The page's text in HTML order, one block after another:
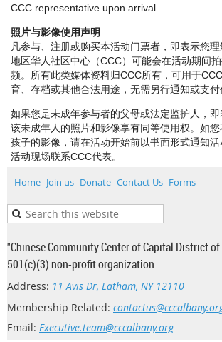
CCC representative upon arrival.
照片与影像使用声明
凡参与、注册或购买本活动门票者，即表示您
地区华人社区中心（CCC）可能会在活动期间
频。所有此类媒体资料归CCC所有，可用于
育、存档或其他合法用途，无需另行通知或支付
如果您是未成年参与者的父母或法定监护人，
该未成年人的照片和影像享有同等使用权。如
孩子的影像，请在活动开始前以书面形式通知
活动现场联系CCC代表。
Home Join us Donate Contact Us Forms
"Chinese Community Center of Capital District of
501(c)(3) non-profit organization.
Address: 11 Avis Dr, Latham, NY 12110
Membership Related:
Email: Executive.team@cccalbany.org